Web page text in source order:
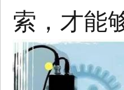
索，才能